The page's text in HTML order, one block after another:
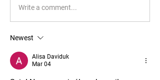
Write a comment...
Newest
Alisa Daviduk
Mar 04